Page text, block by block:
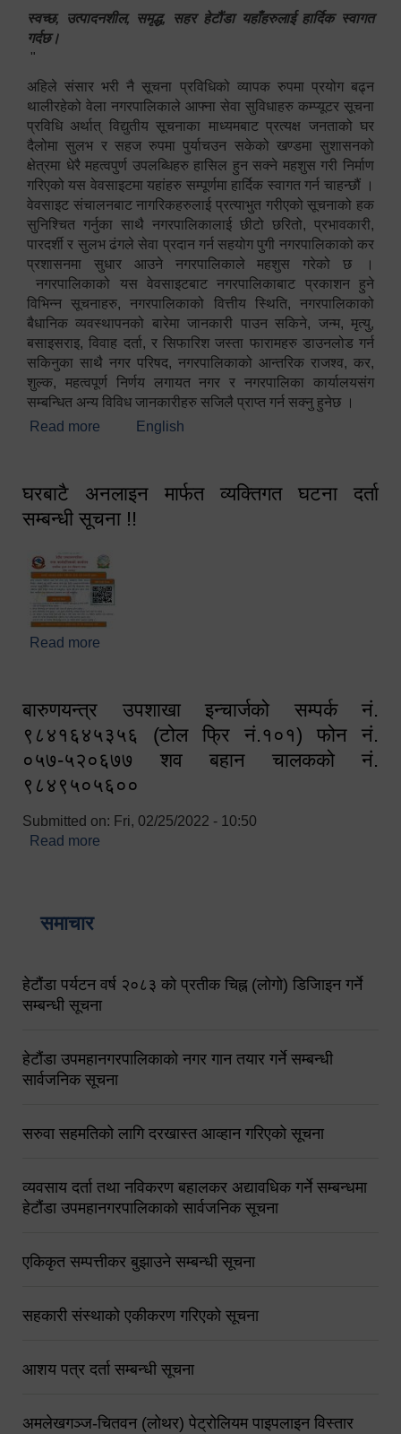
स्वच्छ, उत्पादनशील, समृद्ध, सहर हेटौंडा यहाँहरुलाई हार्दिक स्वागत
गर्दछ।
"
अहिले संसार भरी नै सूचना प्रविधिको व्यापक रुपमा प्रयोग बढ्न
थालीरहेको वेला नगरपालिकाले आफ्ना सेवा सुविधाहरु कम्प्यूटर सूचना
प्रविधि अर्थात् विद्युतीय सूचनाका माध्यमबाट प्रत्यक्ष जनताको घर
दैलोमा सुलभ र सहज रुपमा पुर्याचउन सकेको खण्डमा सुशासनको
क्षेत्रमा धेरै महत्वपुर्ण उपलब्धिहरु हासिल हुन सक्ने महशुस गरी निर्माण
गरिएको यस वेवसाइटमा यहांहरु सम्पूर्णमा हार्दिक स्वागत गर्न चाहन्छौं ।
वेवसाइट संचालनबाट नागरिकहरुलाई प्रत्याभुत गरीएको सूचनाको हक
सुनिश्चित गर्नुका साथै नगरपालिकालाई छीटो छरितो, प्रभावकारी,
पारदर्शी र सुलभ ढंगले सेवा प्रदान गर्न सहयोग पुगी नगरपालिकाको कर
प्रशासनमा सुधार आउने नगरपालिकाले महशुस गरेको छ ।
नगरपालिकाको यस वेवसाइटबाट नगरपालिकाबाट प्रकाशन हुने
विभिन्न सूचनाहरु, नगरपालिकाको वित्तीय स्थिति, नगरपालिकाको
बैधानिक व्यवस्थापनको बारेमा जानकारी पाउन सकिने, जन्म, मृत्यु,
बसाइसराइ, विवाह दर्ता, र सिफारिश जस्ता फारामहरु डाउनलोड गर्न
सकिनुका साथै नगर परिषद, नगरपालिकाको आन्तरिक राजश्व, कर,
शुल्क, महत्वपूर्ण निर्णय लगायत नगर र नगरपालिका कार्यालयसंग
सम्बन्धित अन्य विविध जानकारीहरु सजिलै प्राप्त गर्न सक्नु हुनेछ ।
Read more about स्वागतम!!!
English
घरबाटै अनलाइन मार्फत व्यक्तिगत घटना दर्ता
सम्बन्धी सूचना !!
Read more
बारुणयन्त्र उपशाखा इन्चार्जको सम्पर्क नं.
९८४१६४५३५६ (टोल फ्रि नं.१०१) फोन नं.
०५७-५२०६७७ शव बहान चालकको नं.
९८४९५०५६००
Submitted on: Fri, 02/25/2022 - 10:50
Read more
समाचार
हेटौंडा पर्यटन वर्ष २०८३ को प्रतीक चिह्न (लोगो) डिजिाइन गर्ने
सम्बन्धी सूचना
हेटौंडा उपमहानगरपालिकाको नगर गान तयार गर्ने सम्बन्धी
सार्वजनिक सूचना
सरुवा सहमतिको लागि दरखास्त आव्हान गरिएको सूचना
व्यवसाय दर्ता तथा नविकरण बहालकर अद्यावधिक गर्ने सम्बन्धमा
हेटौंडा उपमहानगरपालिकाको सार्वजनिक सूचना
एकिकृत सम्पत्तीकर बुझाउने सम्बन्धी सूचना
सहकारी संस्थाको एकीकरण गरिएको सूचना
आशय पत्र दर्ता सम्बन्धी सूचना
अमलेखगञ्ज-चितवन (लोथर) पेट्रोलियम पाइपलाइन विस्तार